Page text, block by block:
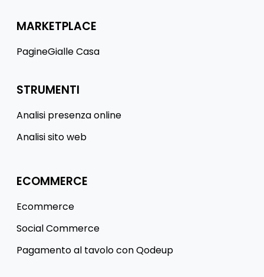
MARKETPLACE
PagineGialle Casa
STRUMENTI
Analisi presenza online
Analisi sito web
ECOMMERCE
Ecommerce
Social Commerce
Pagamento al tavolo con Qodeup